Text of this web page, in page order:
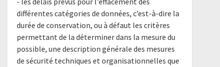
différentes catégories de données, c’est-à-dire la
durée de conservation, ou à défaut les critères
permettant de la déterminer dans la mesure du
possible, une description générale des mesures
de sécurité techniques et organisationnelles que